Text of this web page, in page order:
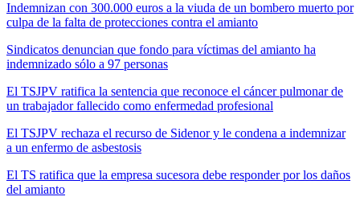
Indemnizan con 300.000 euros a la viuda de un bombero muerto por
culpa de la falta de protecciones contra el amianto
Sindicatos denuncian que fondo para víctimas del amianto ha
indemnizado sólo a 97 personas
El TSJPV ratifica la sentencia que reconoce el cáncer pulmonar de
un trabajador fallecido como enfermedad profesional
El TSJPV rechaza el recurso de Sidenor y le condena a indemnizar
a un enfermo de asbestosis
El TS ratifica que la empresa sucesora debe responder por los daños
del amianto